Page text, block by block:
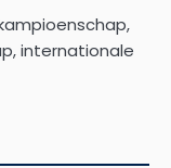
internationale